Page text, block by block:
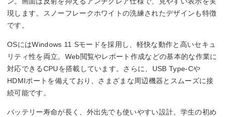
インターフェース
HDMIx1
USB3.1 Gen1(USB3.0) Type-Ax2/Type-Cx1
SDスロット
Office詳細
現します。スノーフレークホワイトの洗練されたデザインも特徴
です。
OSにはWindows 11 Sモードを採用し、軽快な動作と高いセキュ
リティ性を両立。Web閲覧やレポート作成などの基本的な作業に
対応できるCPUを搭載しています。さらに、USB Type-Cや
HDMIポートを備えており、さまざまな周辺機器とスムーズに接
続可能です。
バッテリー寿命が長く、外出先でも使いやすい設計。学生の初め